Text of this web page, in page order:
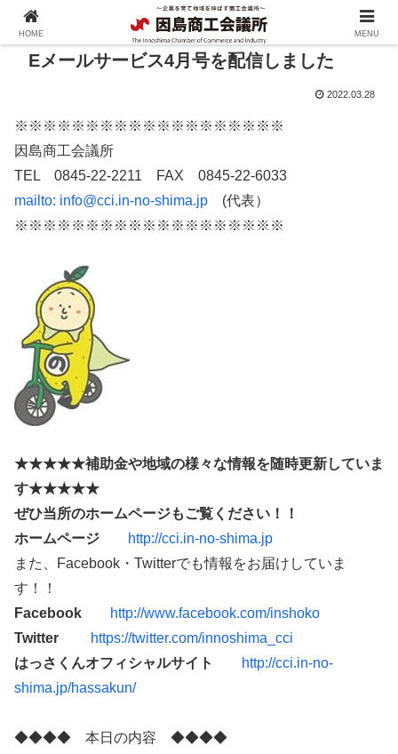
Eメールサービス4月号を配信しました
2022.03.28
※※※※※※※※※※※※※※※※※※※
因島商工会議所
TEL 0845-22-2211 FAX 0845-22-6033
mailto: info@cci.in-no-shima.jp (代表）
※※※※※※※※※※※※※※※※※※※
★★★★★補助金や地域の様々な情報を随時更新していま
す★★★★★
ぜひ当所のホームページもご覧ください！！
ホームページ
http://cci.in-no-shima.jp
また、Facebook・Twitterでも情報をお届けしていま
す！！
Facebook
http://www.facebook.com/inshoko
Twitter
https://twitter.com/innoshima_cci
はっさくんオフィシャルサイト
http://cci.in-no-
shima.jp/hassakun/
◆◆◆◆ 本日の内容 ◆◆◆◆
HOME MENU